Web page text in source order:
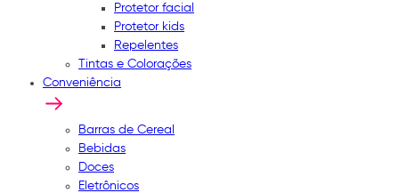
Protetor facial
Protetor kids
Repelentes
Tintas e Colorações
Conveniência
Barras de Cereal
Bebidas
Doces
Eletrônicos